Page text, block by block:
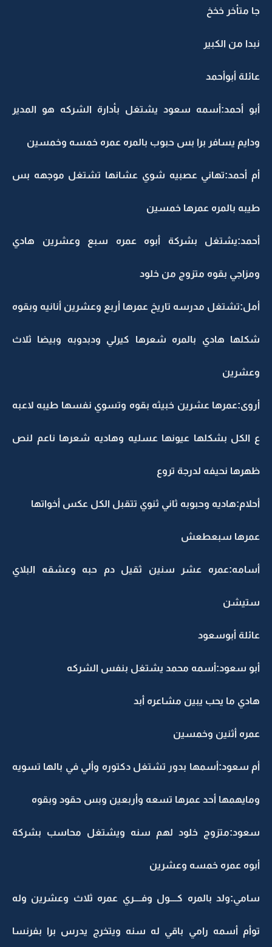
جا متأخر خخخ
نبدا من الكبير
عائلة أبوأحمد
أبو أحمد:أسمه سعود يشتغل بأدارة الشركه هو المدير
ودايم يسافر برا بس حبوب بالمره عمره خمسه وخمسين
أم أحمد:تهاني عصبيه شوي عشانها تشتغل موجهه بس
طيبه بالمره عمرها خمسين
أحمد:يشتغل بشركة أبوه عمره سبع وعشرين هادي
ومزاجي بقوه متزوج من خلود
أمل:تشتغل مدرسه تاريخ عمرها أربع وعشرين أنانيه وبقوه
شكلها هادي بالمره شعرها كيرلي ودبدوبه وبيضا ثلاث
وعشرين
أروى:عمرها عشرين خبيثه بقوه وتسوي نفسها طيبه لاعبه
ع الكل بشكلها عيونها عسليه وهاديه شعرها ناعم لنص
ظهرها نحيفه لدرجة تروع
أحلام:هاديه وحبوبه ثاني ثنوي تتقبل الكل عكس أخواتها
عمرها سبعطعش
أسامه:عمره عشر سنين ثقيل دم حبه وعشقه البلاي
ستيشن
عائلة أبوسعود
أبو سعود:أسمه محمد يشتغل بنفس الشركه
هادي ما يحب يبين مشاعره أبد
عمره أثنين وخمسين
أم سعود:أسمها بدور تشتغل دكتوره وألي في بالها تسويه
ومايهمها أحد عمرها تسعه وأربعين وبس حقود وبقوه
سعود:متزوج خلود لهم سنه ويشتغل محاسب بشركة
أبوه عمره خمسه وعشرين
سامي:ولد بالمره كــــول وفــــري عمره ثلاث وعشرين وله
توأم أسمه رامي باقي له سنه ويتخرج يدرس برا بفرنسا